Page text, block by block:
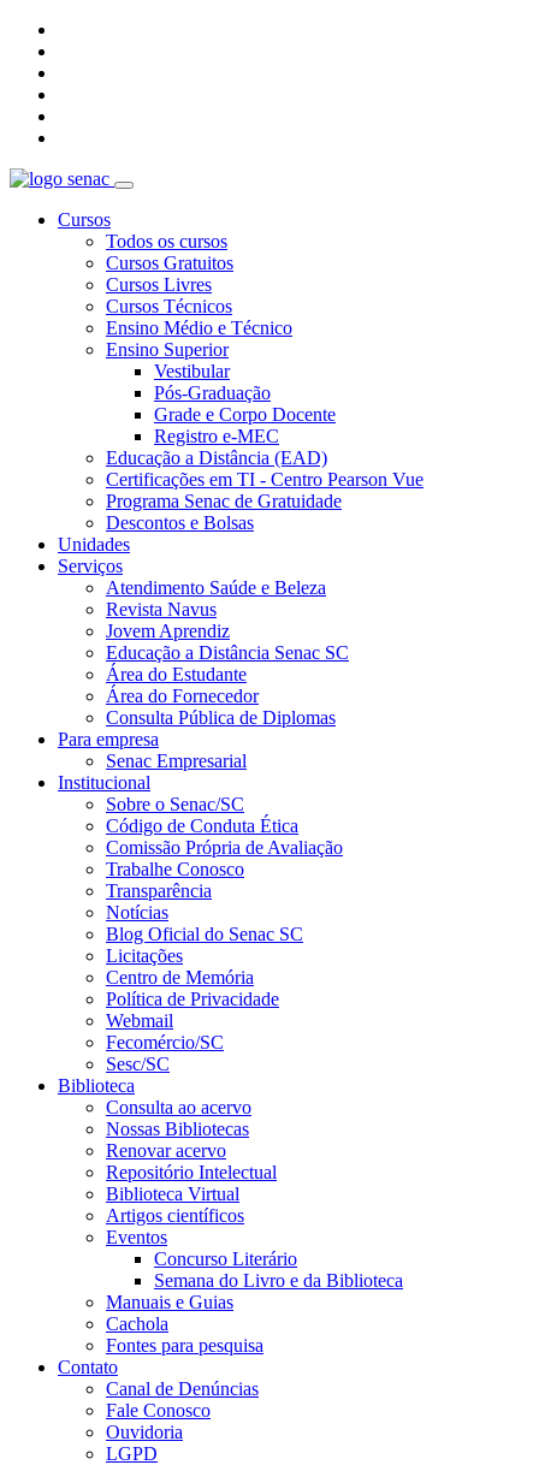
Cursos
Todos os cursos
Cursos Gratuitos
Cursos Livres
Cursos Técnicos
Ensino Médio e Técnico
Ensino Superior
Vestibular
Pós-Graduação
Grade e Corpo Docente
Registro e-MEC
Educação a Distância (EAD)
Certificações em TI - Centro Pearson Vue
Programa Senac de Gratuidade
Descontos e Bolsas
Unidades
Serviços
Atendimento Saúde e Beleza
Revista Navus
Jovem Aprendiz
Educação a Distância Senac SC
Área do Estudante
Área do Fornecedor
Consulta Pública de Diplomas
Para empresa
Senac Empresarial
Institucional
Sobre o Senac/SC
Código de Conduta Ética
Comissão Própria de Avaliação
Trabalhe Conosco
Transparência
Notícias
Blog Oficial do Senac SC
Licitações
Centro de Memória
Política de Privacidade
Webmail
Fecomércio/SC
Sesc/SC
Biblioteca
Consulta ao acervo
Nossas Bibliotecas
Renovar acervo
Repositório Intelectual
Biblioteca Virtual
Artigos científicos
Eventos
Concurso Literário
Semana do Livro e da Biblioteca
Manuais e Guias
Cachola
Fontes para pesquisa
Contato
Canal de Denúncias
Fale Conosco
Ouvidoria
LGPD